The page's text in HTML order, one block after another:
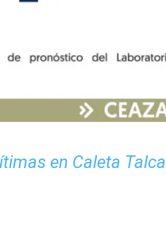
en Caleta Talca